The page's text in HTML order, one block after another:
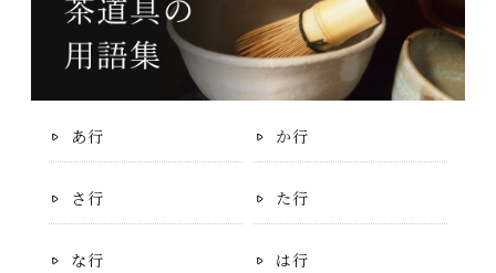
あ行 か行
さ行 た行
な行 は行